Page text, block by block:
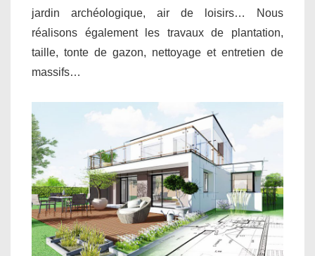
jardin archéologique, air de loisirs… Nous
réalisons également les travaux de plantation,
taille, tonte de gazon, nettoyage et entretien de
massifs…